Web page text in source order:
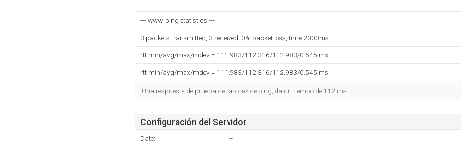
--- www. ping statistics ---
3 packets transmitted, 3 received, 0% packet loss, time 2000ms
rtt min/avg/max/mdev = 111.983/112.316/112.983/0.545 ms
rtt min/avg/max/mdev = 111.983/112.316/112.983/0.545 ms
Una respuesta de prueba de rapidez de ping, da un tiempo de 112 ms.
Configuración del Servidor
Date: --